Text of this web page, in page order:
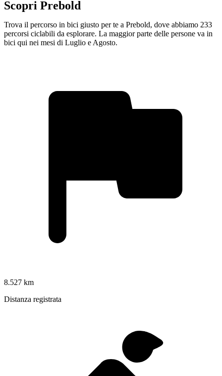
Scopri Prebold
Trova il percorso in bici giusto per te a Prebold, dove abbiamo 233
percorsi ciclabili da esplorare. La maggior parte delle persone va in
bici qui nei mesi di Luglio e Agosto.
8.527 km
Distanza registrata